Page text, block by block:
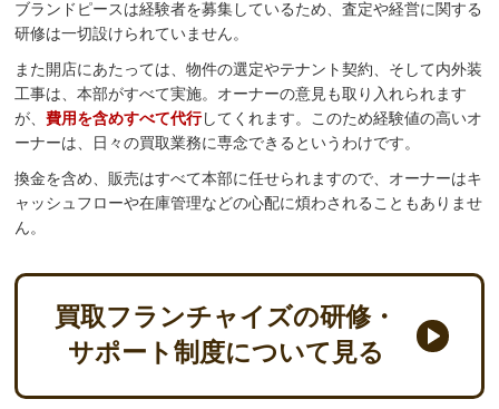
ブランドピースは経験者を募集しているため、査定や経営に関する
研修は一切設けられていません。
また開店にあたっては、物件の選定やテナント契約、そして内外装
工事は、本部がすべて実施。オーナーの意見も取り入れられます
が、費用を含めすべて代行してくれます。このため経験値の高いオ
ーナーは、日々の買取業務に専念できるというわけです。
換金を含め、販売はすべて本部に任せられますので、オーナーはキ
ャッシュフローや在庫管理などの心配に煩わされることもありませ
ん。
買取フランチャイズの研修・
サポート制度について見る